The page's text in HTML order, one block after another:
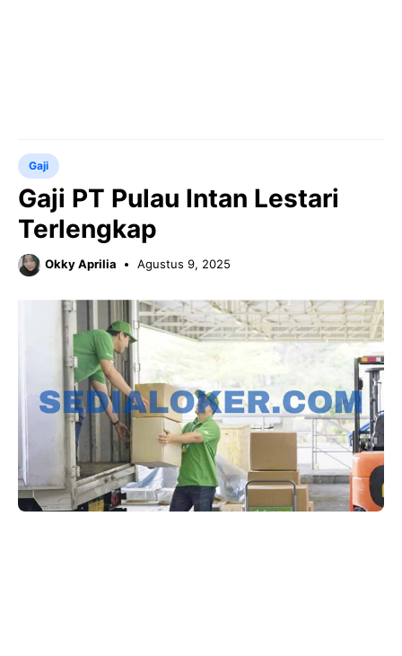
Gaji
Gaji PT Pulau Intan Lestari
Terlengkap
Okky Aprilia Agustus 9, 2025